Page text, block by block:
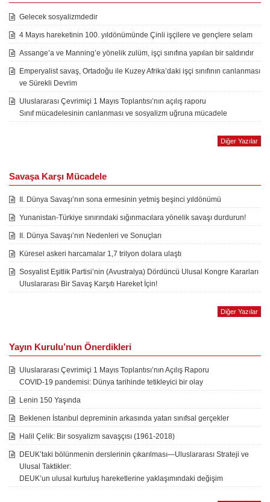
Gelecek sosyalizmdedir
4 Mayıs hareketinin 100. yıldönümünde Çinli işçilere ve gençlere selam
Assange’a ve Manning’e yönelik zulüm, işçi sınıfına yapılan bir saldırıdır
Emperyalist savaş, Ortadoğu ile Kuzey Afrika’daki işçi sınıfının canlanması
ve Sürekli Devrim
Uluslararası Çevrimiçi 1 Mayıs Toplantısı’nın açılış raporu
Sınıf mücadelesinin canlanması ve sosyalizm uğruna mücadele
Diğer Yazılar
Savaşa Karşı Mücadele
II. Dünya Savaşı’nın sona ermesinin yetmiş beşinci yıldönümü
Yunanistan-Türkiye sınırındaki sığınmacılara yönelik savaşı durdurun!
II. Dünya Savaşı’nın Nedenleri ve Sonuçları
Küresel askeri harcamalar 1,7 trilyon dolara ulaştı
Sosyalist Eşitlik Partisi’nin (Avustralya) Dördüncü Ulusal Kongre Kararları
Uluslararası Bir Savaş Karşıtı Hareket İçin!
Diğer Yazılar
Yayın Kurulu’nun Önerdikleri
Uluslararası Çevrimiçi 1 Mayıs Toplantısı’nın Açılış Raporu
COVID-19 pandemisi: Dünya tarihinde tetikleyici bir olay
Lenin 150 Yaşında
Beklenen İstanbul depreminin arkasında yatan sınıfsal gerçekler
Halil Çelik: Bir sosyalizm savaşçısı (1961-2018)
DEUK’taki bölünmenin derslerinin çıkarılması—Uluslararası Strateji ve
Ulusal Taktikler:
DEUK’un ulusal kurtuluş hareketlerine yaklaşımındaki değişim